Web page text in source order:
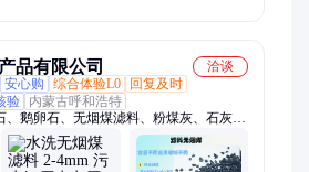
品有限公司
洽谈
安心购 综合体验L0
回复及时
验
内蒙古呼和浩特
、鹅卵石、无烟煤滤料、粉煤灰、石灰
火山石、叶腊石